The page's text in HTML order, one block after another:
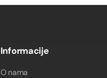
Informacije
O nama